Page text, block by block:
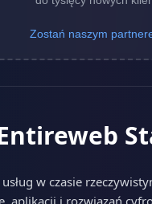
Zostań naszym
w czasie